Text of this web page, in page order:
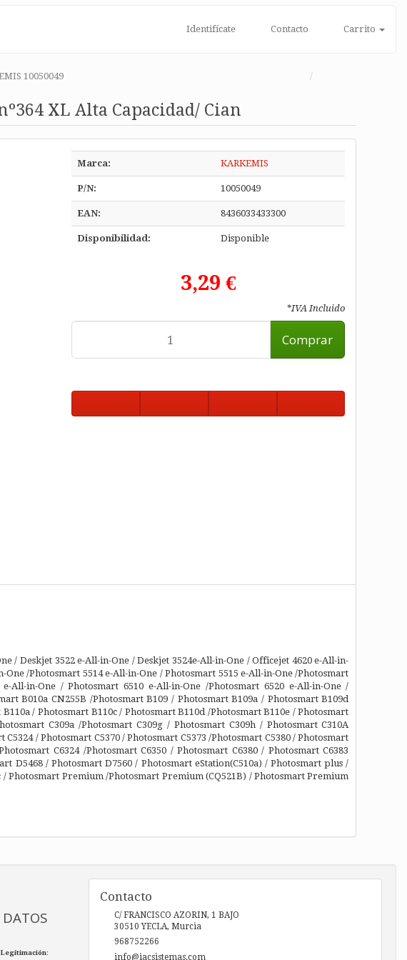
Identifícate Contacto Carrito
10050049
XL Alta Capacidad/ Cian
Marca: KARKEMIS
P/N: 10050049
EAN: 8436033433300
Disponibilidad: Disponible
3,29 €
*IVA Incluido
Comprar
/ Deskjet 3522 e-All-in-One / Deskjet 3524e-All-in-One / Officejet 4620 e-All-in-
/Photosmart 5514 e-All-in-One / Photosmart 5515 e-All-in-One /Photosmart
All-in-One / Photosmart 6510 e-All-in-One /Photosmart 6520 e-All-in-One /
B010a CN255B /Photosmart B109 / Photosmart B109a / Photosmart B109d
/ Photosmart B110c / Photosmart B110d /Photosmart B110e / Photosmart
C309a /Photosmart C309g / Photosmart C309h / Photosmart C310A
/ Photosmart C5370 / Photosmart C5373 /Photosmart C5380 / Photosmart
C6324 /Photosmart C6350 / Photosmart C6380 / Photosmart C6383
D5468 / Photosmart D7560 / Photosmart eStation(C510a) / Photosmart plus /
Photosmart Premium /Photosmart Premium (CQ521B) / Photosmart Premium
Legitimación:
Contacto
C/ FRANCISCO AZORIN, 1 BAJO
30510 YECLA, Murcia
968752266
info@iacsistemas.com